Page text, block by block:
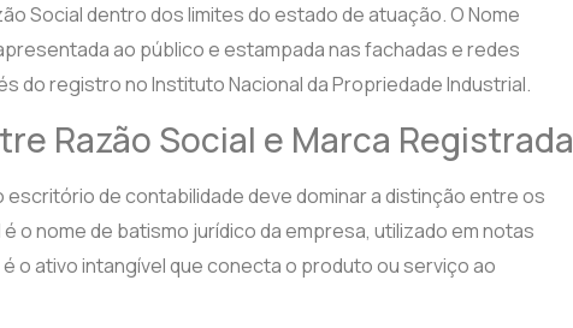
Social dentro dos limites do estado de atuação. O Nome
ao público e estampada nas fachadas e redes
do registro no Instituto Nacional da Propriedade Industrial.
Razão Social e Marca Registrada
de contabilidade deve dominar a distinção entre os
o nome de batismo jurídico da empresa, utilizado em notas
o ativo intangível que conecta o produto ou serviço ao